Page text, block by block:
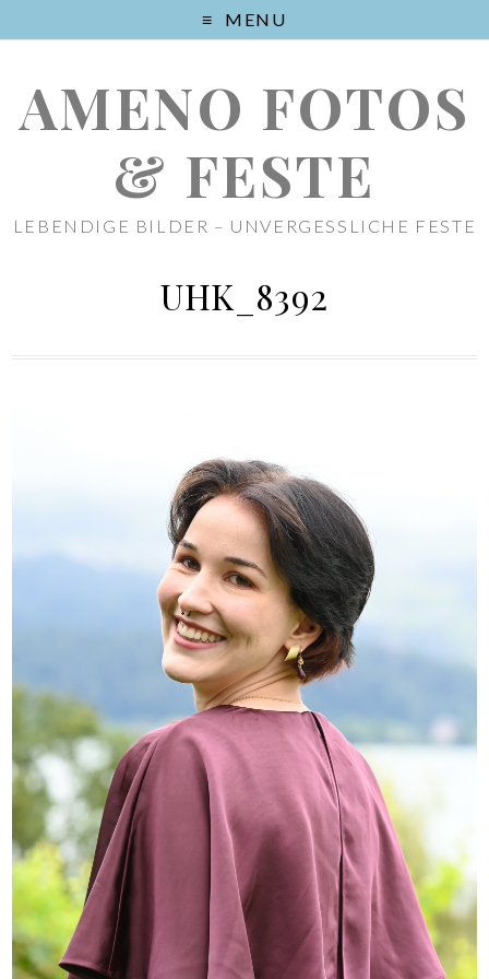
MENU
AMENO FOTOS
& FESTE
LEBENDIGE BILDER – UNVERGESSLICHE FESTE
UHK_8392